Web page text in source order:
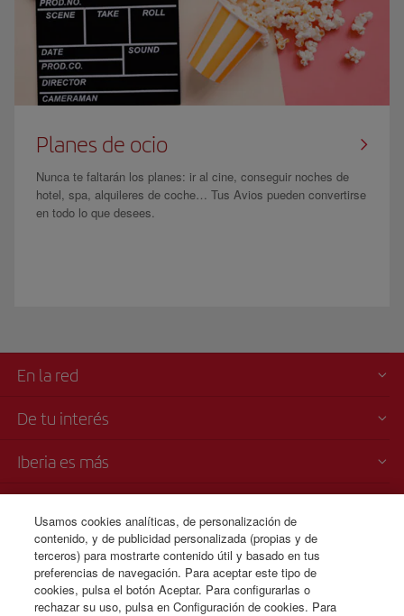
Planes de ocio
Nunca te faltarán los planes: ir al cine, conseguir noches de
hotel, spa, alquileres de coche… Tus Avios pueden convertirse
en todo lo que desees.
En la red
De tu interés
Iberia es más
Venta telefónica
+506 4036 0069
Lunes a domingo 00:00 - 24:00 horas ( español e inglés).
Usamos cookies analíticas, de personalización de
contenido, y de publicidad personalizada (propias y de
terceros) para mostrarte contenido útil y basado en tus
preferencias de navegación. Para aceptar este tipo de
cookies, pulsa el botón Aceptar. Para configurarlas o
rechazar su uso, pulsa en Configuración de cookies. Para